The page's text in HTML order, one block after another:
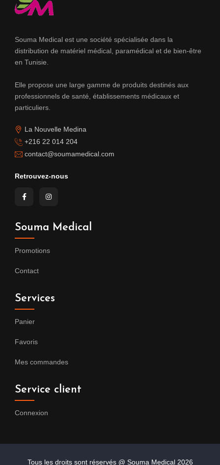
Souma Medical est une société spécialisée dans la
distribution de matériel médical, paramédical et de bien-être
en Tunisie.
Elle propose une large gamme de produits destinés aux
professionnels de santé, établissements médicaux et
particuliers.
La Nouvelle Medina
+216 22 014 204
contact@soumamedical.com
Retrouvez-nous
Souma Medical
Promotions
Contact
Services
Panier
Favoris
Mes commandes
Service client
Connexion
Tous les droits sont réservés @ Souma Medical 2026